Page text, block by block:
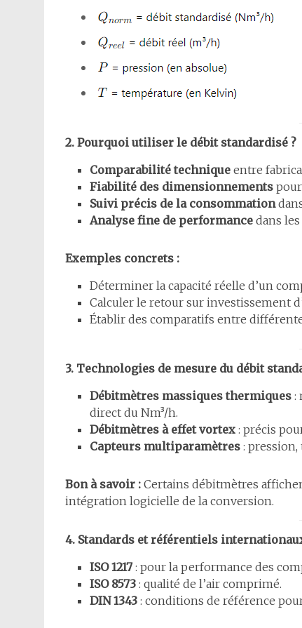
2. Pourquoi utiliser le débit standardisé ?
Comparabilité technique entre
Fiabilité des dimensionnements
Suivi précis de la consommation
Analyse fine de performance dans
Exemples concrets :
Déterminer la capacité réelle d’un
Calculer le retour sur investissement
Établir des comparatifs entre
3. Technologies de mesure du débit
Débitmètres massiques thermiques :
direct du Nm³/h.
Débitmètres à effet vortex : précis
Capteurs multiparamètres :
Bon à savoir : Certains débitmètres
intégration logicielle de la conversion.
4. Standards et référentiels
ISO 1217: pour la performance des
ISO 8573 : qualité de l’air comprimé.
DIN 1343 : conditions de référence